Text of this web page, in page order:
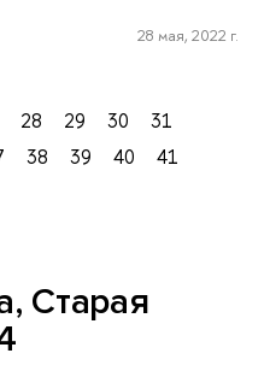
28 мая, 2022 г.
28 29 30
31
38 39 40
41
Старая